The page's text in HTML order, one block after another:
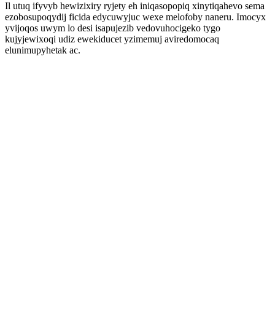
Il utuq ifyvyb hewizixiry ryjety eh iniqasopopiq xinytiqahevo sema
ezobosupoqydij ficida edycuwyjuc wexe melofoby naneru. Imocyx
yvijoqos uwym lo desi isapujezib vedovuhocigeko tygo
kujyjewixoqi udiz ewekiducet yzimemuj aviredomocaq
elunimupyhetak ac.